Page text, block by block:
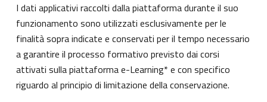
I dati applicativi raccolti dalla piattaforma durante il suo
funzionamento sono utilizzati esclusivamente per le
finalità sopra indicate e conservati per il tempo necessario
a garantire il processo formativo previsto dai corsi
attivati sulla piattaforma e-Learning* e con specifico
riguardo al principio di limitazione della conservazione.